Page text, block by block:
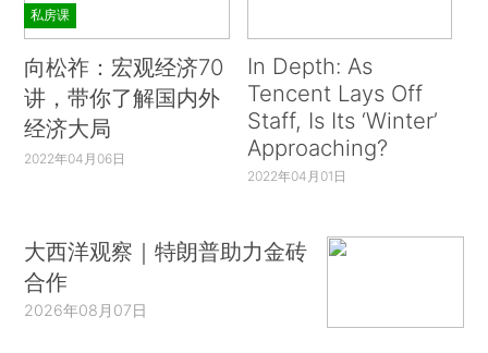
私房课
向松祚：宏观经济70
讲，带你了解国内外
经济大局
2022年04月06日
In Depth: As
Tencent Lays Off
Staff, Is Its ‘Winter’
Approaching?
2022年04月01日
大西洋观察｜特朗普助力金砖
合作
2026年08月07日